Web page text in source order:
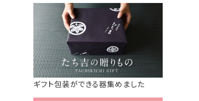
ギフト包装ができる器集めました